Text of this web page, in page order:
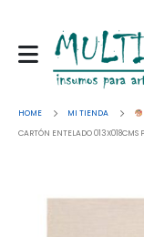
HOME MI TIENDA
CARTÓN ENTELADO 013X018CMS